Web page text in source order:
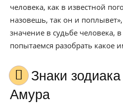
человека, как в известной
назовешь, так он и
значение в судьбе человека,
попытаемся разобрать какое
Знаки зодиака для имени
Амура